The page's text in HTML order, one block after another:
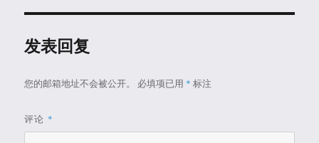
发表回复
您的邮箱地址不会被公开。 必填项已用 * 标注
评论 *